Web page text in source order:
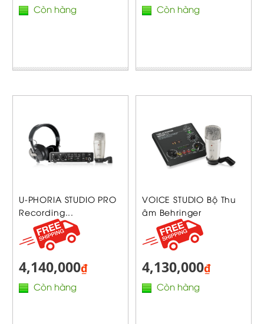
Còn hàng Còn hàng
U-PHORIA STUDIO PRO
Recording...
4,140,000₫
Còn hàng
VOICE STUDIO Bộ Thu
âm Behringer
4,130,000₫
Còn hàng